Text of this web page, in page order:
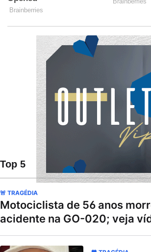
Top 5
🚨 TRAGÉDIA
Motociclista de 56 anos
acidente na GO-020; veja